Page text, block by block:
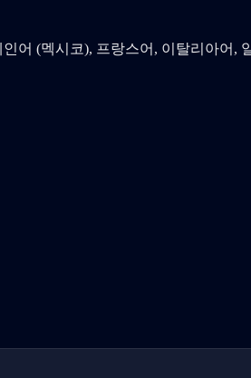
어 (멕시코), 프랑스어, 이탈리아어,